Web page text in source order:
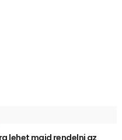
lehet majd rendelni az